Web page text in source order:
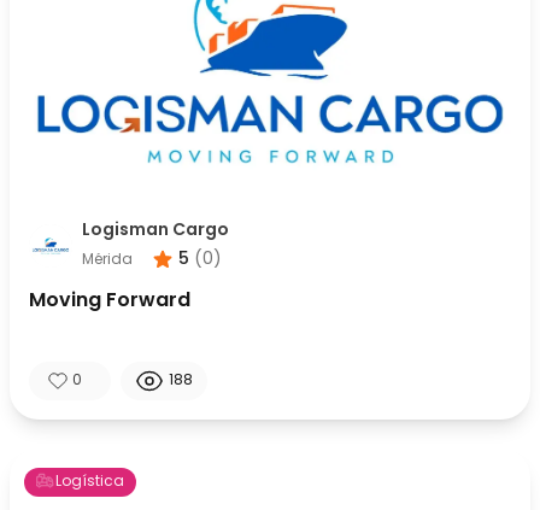
Logisman Cargo
Mérida 5 (0 )
Moving Forward
0 188
Logística